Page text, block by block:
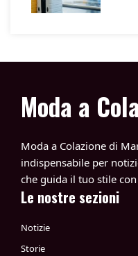
Moda a
Moda a Colazione di
indispensabile per
che guida il tuo stile
Le nostre sezioni
Notizie
Storie